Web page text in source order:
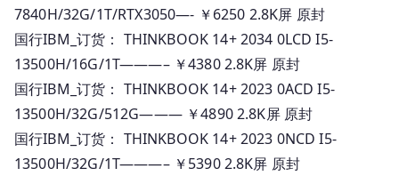
7840H/32G/1T/RTX3050—- ￥6250 2.8K屏 原封
国行IBM_订货： THINKBOOK 14+ 2034 0LCD I5-
13500H/16G/1T———– ￥4380 2.8K屏 原封
国行IBM_订货： THINKBOOK 14+ 2023 0ACD I5-
13500H/32G/512G——— ￥4890 2.8K屏 原封
国行IBM_订货： THINKBOOK 14+ 2023 0NCD I5-
13500H/32G/1T———– ￥5390 2.8K屏 原封